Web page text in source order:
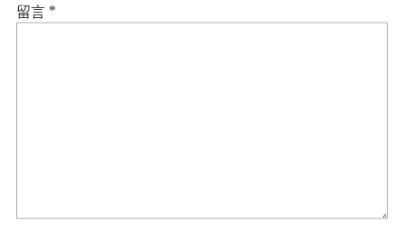
留言 *